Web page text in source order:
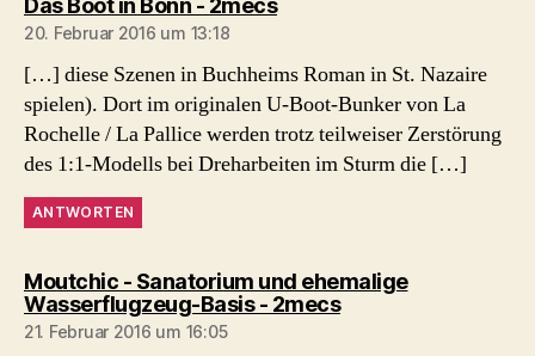
Das Boot in Bonn - 2mecs
20. Februar 2016 um 13:18
[…] diese Szenen in Buchheims Roman in St. Nazaire
spielen). Dort im originalen U-Boot-Bunker von La
Rochelle / La Pallice werden trotz teilweiser Zerstörung
des 1:1-Modells bei Dreharbeiten im Sturm die […]
ANTWORTEN
Moutchic - Sanatorium und ehemalige
Wasserflugzeug-Basis - 2mecssagt:
21. Februar 2016 um 16:05